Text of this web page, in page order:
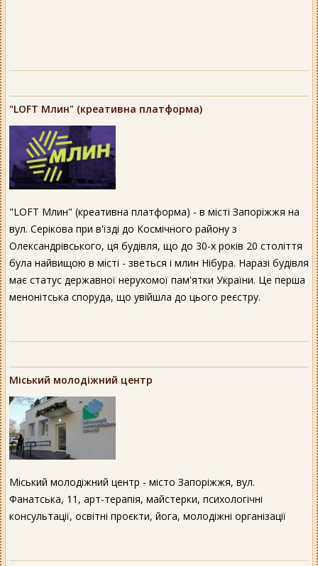
"LOFT Млин" (креативна платформа)
"LOFT Млин" (креативна платформа) - в місті Запоріжжя на
вул. Серікова при в'їзді до Космічного району з
Олександрівського, ця будівля, що до 30-х років 20 століття
була найвищою в місті - зветься і млин Нібура. Наразі будівля
має статус державної нерухомої пам'ятки України. Це перша
менонітська споруда, що увійшла до цього реєстру.
Міський молодіжний центр
Міський молодіжний центр - місто Запоріжжя, вул.
Фанатська, 11, арт-терапія, майстерки, психологічні
консультації, освітні проєкти, йога, молодіжні організації